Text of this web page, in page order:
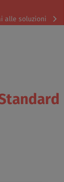
alle soluzioni